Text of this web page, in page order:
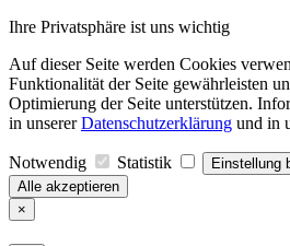
Ihre Privatsphäre ist uns wichtig
Auf dieser Seite werden Cookies
Funktionalität der Seite gewährleisten
Optimierung der Seite unterstützen.
in unsererDatenschutzerklärung und in
Notwendig Statistik
Einstellung
Alle akzeptieren
×